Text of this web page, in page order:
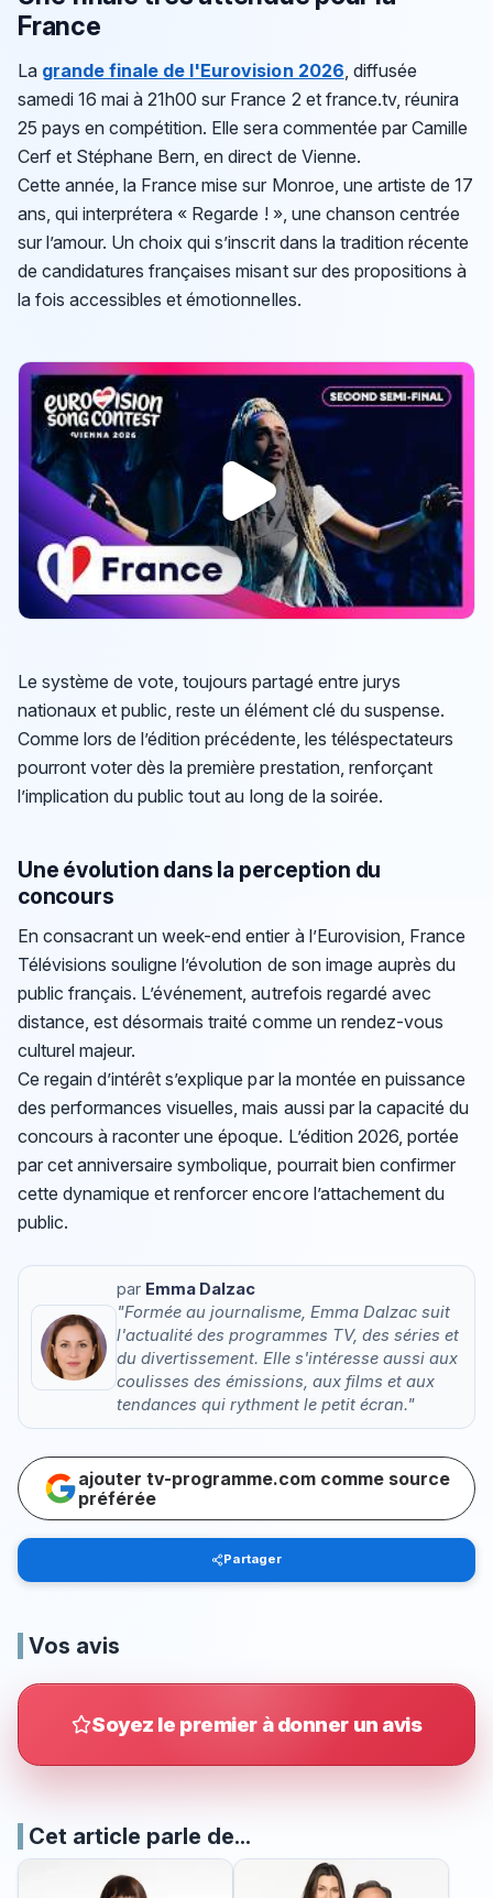
France
La grande finale de l'Eurovision 2026, diffusée
samedi 16 mai à 21h00 sur France 2 et france.tv, réunira
25 pays en compétition. Elle sera commentée par Camille
Cerf et Stéphane Bern, en direct de Vienne.
Cette année, la France mise sur Monroe, une artiste de 17
ans, qui interprétera « Regarde ! », une chanson centrée
sur l’amour. Un choix qui s’inscrit dans la tradition récente
de candidatures françaises misant sur des propositions à
la fois accessibles et émotionnelles.
Le système de vote, toujours partagé entre jurys
nationaux et public, reste un élément clé du suspense.
Comme lors de l’édition précédente, les téléspectateurs
pourront voter dès la première prestation, renforçant
l’implication du public tout au long de la soirée.
Une évolution dans la perception du
concours
En consacrant un week-end entier à l’Eurovision, France
Télévisions souligne l’évolution de son image auprès du
public français. L’événement, autrefois regardé avec
distance, est désormais traité comme un rendez-vous
culturel majeur.
Ce regain d’intérêt s’explique par la montée en puissance
des performances visuelles, mais aussi par la capacité du
concours à raconter une époque. L’édition 2026, portée
par cet anniversaire symbolique, pourrait bien confirmer
cette dynamique et renforcer encore l’attachement du
public.
par Emma Dalzac
"Formée au journalisme, Emma Dalzac suit
l'actualité des programmes TV, des séries et
du divertissement. Elle s'intéresse aussi aux
coulisses des émissions, aux films et aux
tendances qui rythment le petit écran."
ajouter tv-programme.com comme source
préférée
Partager
Vos avis
Soyez le premier à donner un avis
Cet article parle de...